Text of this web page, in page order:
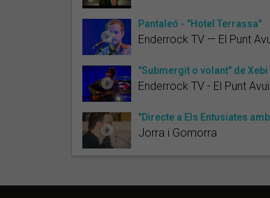
Pantaleó - "Hotel Terrassa"
Enderrock TV — El Punt
"Submergit o volant" de Xebi
Enderrock TV - El Punt
"Directe a Els Entusiates
Jorra i Gomorra